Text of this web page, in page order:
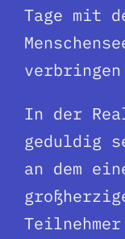
Tage mit
verbringen
In der
geduldig
an dem